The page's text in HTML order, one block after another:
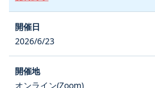
2026/6/23
オンライン(Zoom)